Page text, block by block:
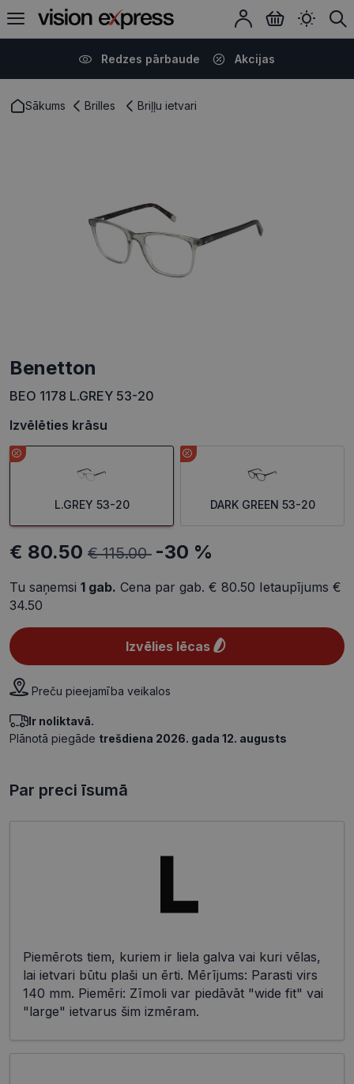
Redzes pārbaude Akcijas
Sākums Brilles Briļļu ietvari
Benetton
BEO 1178 L.GREY 53-20
Izvēlēties krāsu
L.GREY 53-20 DARK GREEN 53-20
€ 80.50 € 115.00 -30 %
Tu saņemsi 1 gab. Cena par gab. € 80.50 Ietaupījums €
34.50
Izvēlies lēcas
Preču pieejamība veikalos
Ir noliktavā.
Plānotā piegāde trešdiena 2026. gada 12. augusts
Par preci īsumā
Piemērots tiem, kuriem ir liela galva vai kuri vēlas,
lai ietvari būtu plaši un ērti. Mērījums: Parasti virs
140 mm. Piemēri: Zīmoli var piedāvāt "wide fit" vai
"large" ietvarus šim izmēram.